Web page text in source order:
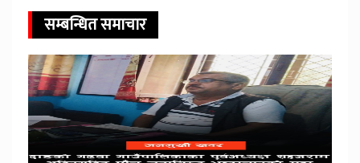
सम्बन्धित समाचार